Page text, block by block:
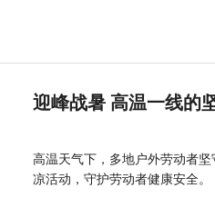
迎峰战暑 高温一线的
高温天气下，多地户外劳动者
凉活动，守护劳动者健康安全。